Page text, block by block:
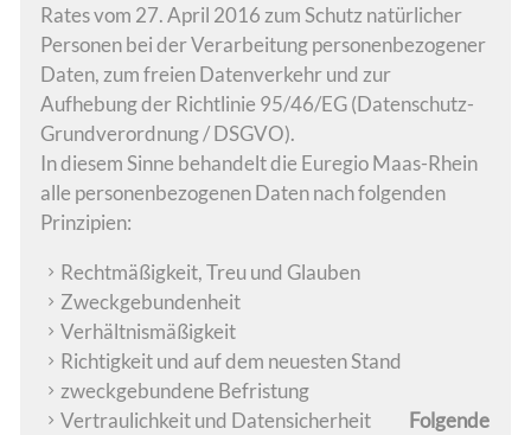
Rates vom 27. April 2016 zum Schutz natürlicher
Personen bei der Verarbeitung personenbezogener
Daten, zum freien Datenverkehr und zur
Aufhebung der Richtlinie 95/46/EG (Datenschutz-
Grundverordnung / DSGVO).
In diesem Sinne behandelt die Euregio Maas-Rhein
alle personenbezogenen Daten nach folgenden
Prinzipien:
Rechtmäßigkeit, Treu und Glauben
Zweckgebundenheit
Verhältnismäßigkeit
Richtigkeit und auf dem neuesten Stand
zweckgebundene Befristung
Vertraulichkeit und Datensicherheit
Folgende